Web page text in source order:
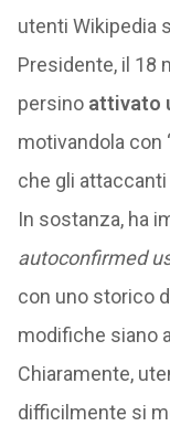
utenti Wikipedia
Presidente, il 18
persino attivato
motivandola con
che gli
In sostanza, ha
autoconfirmed
con uno storico
modifiche siano
Chiaramente,
difficilmente si